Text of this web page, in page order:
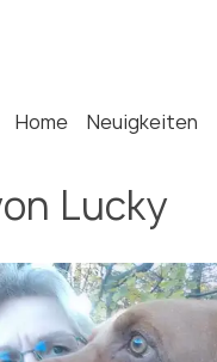
Home Neuigkeiten
Lucky